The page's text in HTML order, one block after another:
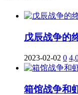
戊辰战争的
2023-02-02 0
箱馆战争和